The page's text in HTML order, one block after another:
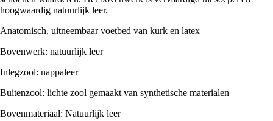
hoogwaardig natuurlijk leer.
Anatomisch, uitneembaar voetbed van kurk en latex
Bovenwerk: natuurlijk leer
Inlegzool: nappaleer
Buitenzool: lichte zool gemaakt van synthetische materialen
Bovenmateriaal: Natuurlijk leer